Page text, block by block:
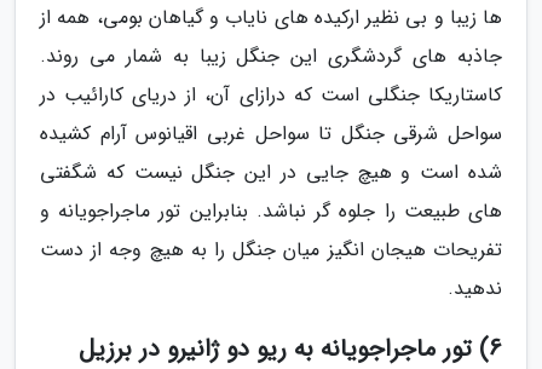
ها زیبا و بی نظیر ارکیده های نایاب و گیاهان بومی، همه از
جاذبه های گردشگری این جنگل زیبا به شمار می روند.
کاستاریکا جنگلی است که درازای آن، از دریای کارائیب در
سواحل شرقی جنگل تا سواحل غربی اقیانوس آرام کشیده
شده است و هیچ جایی در این جنگل نیست که شگفتی
های طبیعت را جلوه گر نباشد. بنابراین تور ماجراجویانه و
تفریحات هیجان انگیز میان جنگل را به هیچ وجه از دست
ندهید.
6) تور ماجراجویانه به ریو دو ژانیرو در برزیل